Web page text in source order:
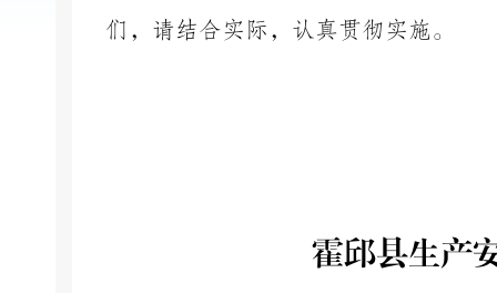
们，请结合实际，认真贯彻实施。
霍邱县生产